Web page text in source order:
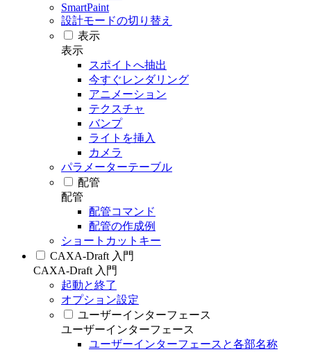
SmartPaint
設計モードの切り替え
表示
表示
スポイトへ抽出
今すぐレンダリング
アニメーション
テクスチャ
バンプ
ライトを挿入
カメラ
パラメーターテーブル
配管
配管
配管コマンド
配管の作成例
ショートカットキー
CAXA-Draft 入門
CAXA-Draft 入門
起動と終了
オプション設定
ユーザーインターフェース
ユーザーインターフェース
ユーザーインターフェースと各部名称